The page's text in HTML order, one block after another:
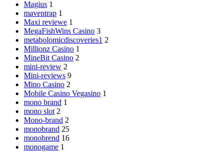
Magius 1
maventrap 1
Maxi reviewe 1
MegaFishWins Casino 3
metabolomicdiscoveries1 2
Millionz Casino 1
MineBit Casino 2
mini-review 2
Mini-reviews 9
Mino Casino 2
Mobile Casino Vegasino 1
mono brand 1
mono slot 2
Mono-brand 2
monobrand 25
monobrend 16
monogame 1